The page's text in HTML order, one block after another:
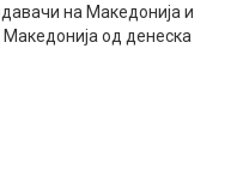
на Македонија и
Македонија од денеска